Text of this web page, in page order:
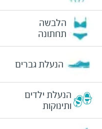
הלבשה
תחתונה
הנעלת גברים
הנעלת ילדים
ותינוקות